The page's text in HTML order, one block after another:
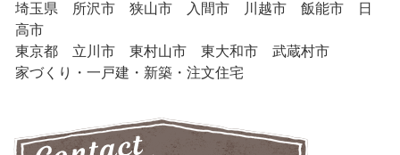
埼玉県 所沢市 狭山市 入間市 川越市 飯能市 日
高市
東京都 立川市 東村山市 東大和市 武蔵村市
家づくり・一戸建・新築・注文住宅